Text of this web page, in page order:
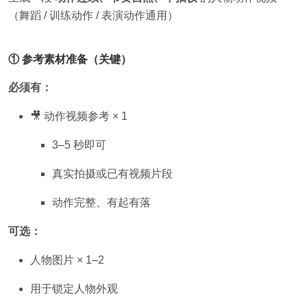
（舞蹈 / 训练动作 / 表演动作通用）
① 参考素材准备（关键）
必须有：
🎥 动作视频参考 × 1
3–5 秒即可
真实拍摄或已有视频片段
动作完整、有起有落
可选：
人物图片 × 1–2
用于锁定人物外观